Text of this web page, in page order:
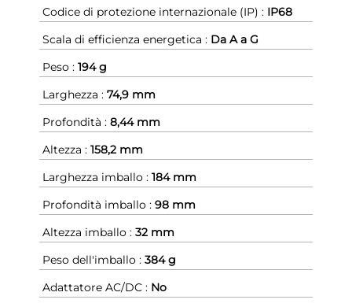
Codice di protezione internazionale (IP) : IP68
Scala di efficienza energetica : Da A a G
Peso : 194 g
Larghezza : 74,9 mm
Profondità : 8,44 mm
Altezza : 158,2 mm
Larghezza imballo : 184 mm
Profondità imballo : 98 mm
Altezza imballo : 32 mm
Peso dell'imballo : 384 g
Adattatore AC/DC : No